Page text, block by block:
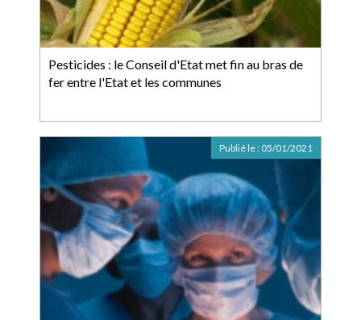
Pesticides : le Conseil d'Etat met fin au bras de
fer entre l'Etat et les communes
Publié le : 05/01/2021